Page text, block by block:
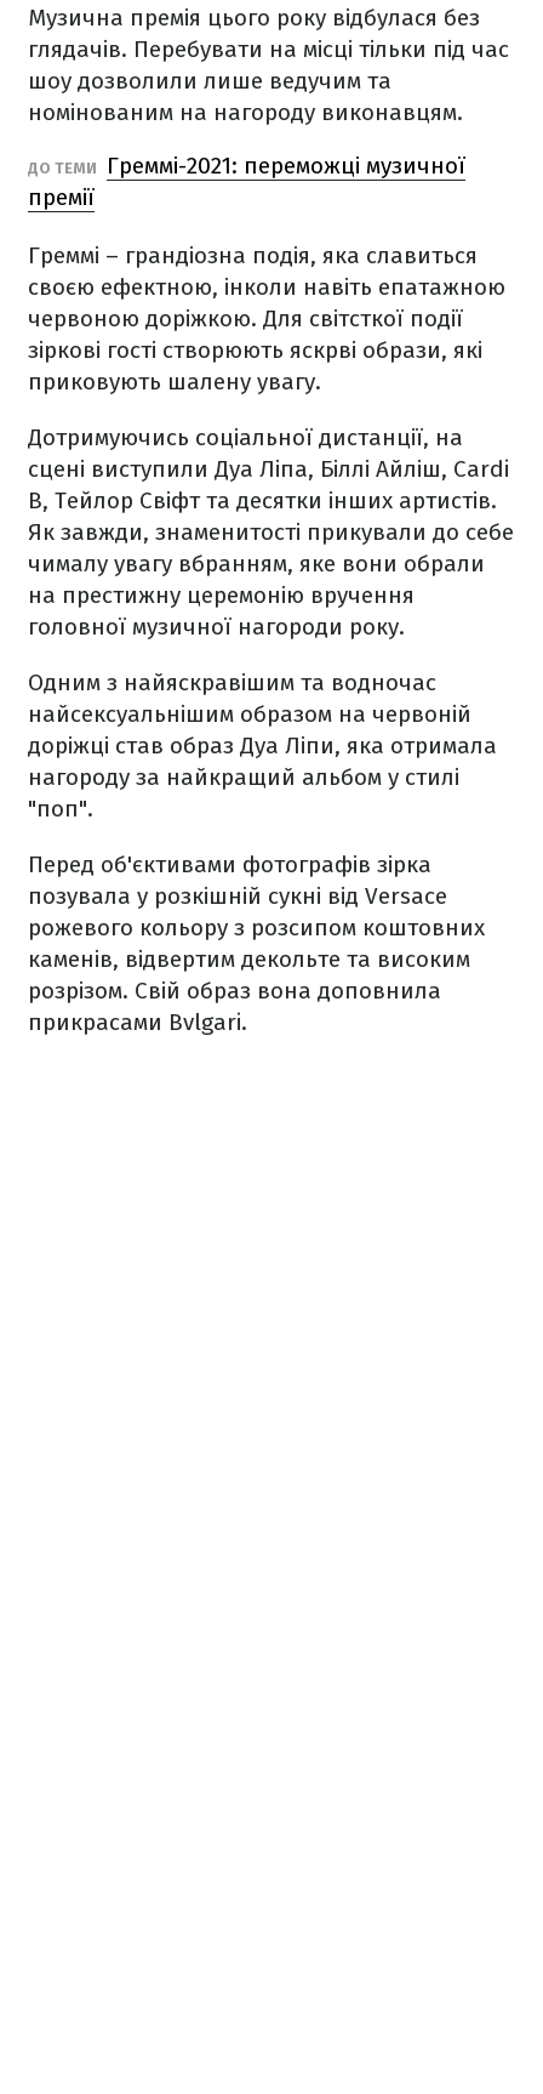
Музична премія цього року відбулася без
глядачів. Перебувати на місці тільки під час
шоу дозволили лише ведучим та
номінованим на нагороду виконавцям.
ДО ТЕМИ
Греммі-2021: переможці музичної
премії
Греммі – грандіозна подія, яка славиться
своєю ефектною, інколи навіть епатажною
червоною доріжкою. Для світсткої події
зіркові гості створюють яскрві образи, які
приковують шалену увагу.
Дотримуючись соціальної дистанції, на
сцені виступили Дуа Ліпа, Біллі Айліш, Cardi
B, Тейлор Свіфт та десятки інших артистів.
Як завжди, знаменитості прикували до себе
чималу увагу вбранням, яке вони обрали
на престижну церемонію вручення
головної музичної нагороди року.
Одним з найяскравішим та водночас
найсексуальнішим образом на червоній
доріжці став образ Дуа Ліпи, яка отримала
нагороду за найкращий альбом у стилі
"поп".
Перед об'єктивами фотографів зірка
позувала у розкішній сукні від Versace
рожевого кольору з розсипом коштовних
каменів, відвертим декольте та високим
розрізом. Свій образ вона доповнила
прикрасами Bvlgari.